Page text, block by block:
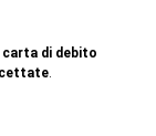
di debito
.